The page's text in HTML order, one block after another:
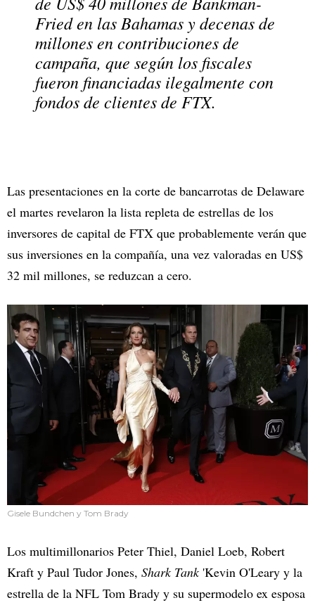
Fried en las Bahamas y decenas de
millones en contribuciones de
campaña, que según los fiscales
fueron financiadas ilegalmente con
fondos de clientes de FTX.
Las presentaciones en la corte de bancarrotas de Delaware
el martes revelaron la lista repleta de estrellas de los
inversores de capital de FTX que probablemente verán que
sus inversiones en la compañía, una vez valoradas en US$
32 mil millones, se reduzcan a cero.
Gisele Bundchen y Tom Brady
Los multimillonarios Peter Thiel, Daniel Loeb, Robert
Kraft y Paul Tudor Jones, Shark Tank'Kevin O'Leary y la
estrella de la NFL Tom Brady y su supermodelo ex esposa